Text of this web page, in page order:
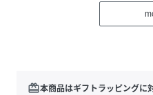
redeem本商品はギフトラッピングに